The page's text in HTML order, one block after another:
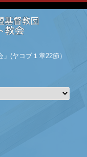
(ヤコブ１章22節）